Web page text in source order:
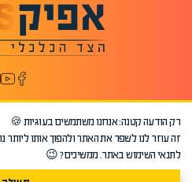
רק הודעה קטנה: אנחנו משתמשים בעוגיות 🍪
זה עוזר לנו לשפר את האתר ולהפוך אותו
לתנאי השימוש באתר. ממשיכים? 😉